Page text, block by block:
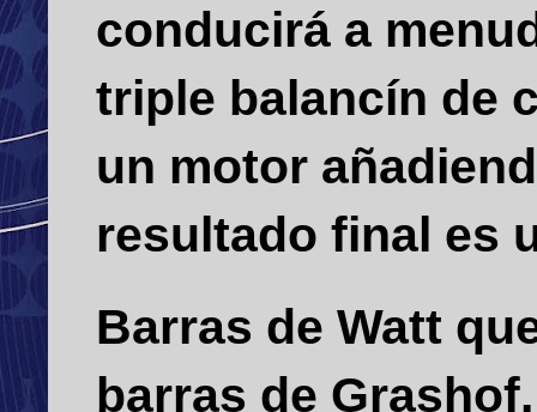
conducirá a
triple balancín de
un motor
resultado final es
Barras de Watt
barras de